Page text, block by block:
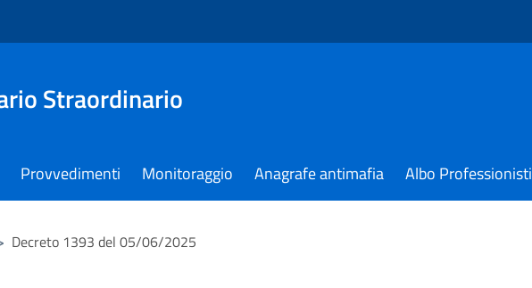
Straordinario
Provvedimenti Monitoraggio Anagrafe antimafia Albo Professionisti
Decreto 1393 del 05/06/2025